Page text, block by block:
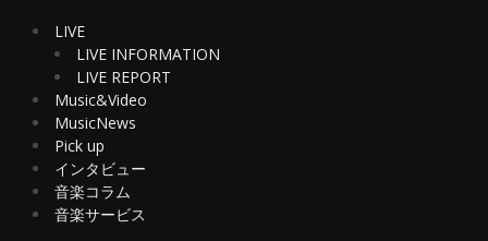
LIVE
LIVE INFORMATION
LIVE REPORT
Music&Video
MusicNews
Pick up
インタビュー
音楽コラム
音楽サービス